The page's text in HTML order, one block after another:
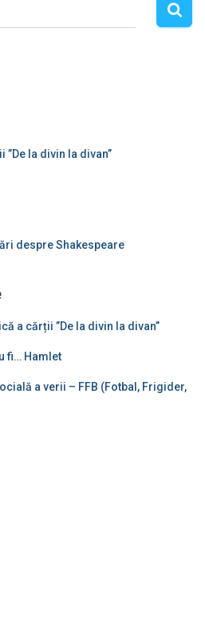
la divin la divan”
despre Shakespeare
a cărții ”De la divin la divan”
fi… Hamlet
a verii – FFB (Fotbal, Frigider,